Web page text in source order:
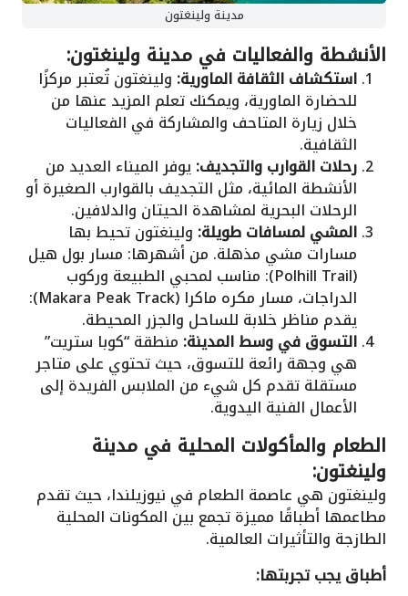
مدينة ولينغتون
الأنشطة والفعاليات في مدينة ولينغتون:
استكشاف الثقافة الماورية: ولينغتون تُعتبر مركزًا
للحضارة الماورية، ويمكنك تعلم المزيد عنها من
خلال زيارة المتاحف والمشاركة في الفعاليات
الثقافية.
رحلات القوارب والتجديف:يوفر الميناء العديد من
الأنشطة المائية، مثل التجديف بالقوارب الصغيرة أو
الرحلات البحرية لمشاهدة الحيتان والدلافين.
المشي لمسافات طويلة: ولينغتون تحيط بها
مسارات مشي مذهلة. من أشهرها: مسار بول هيل
(Polhill Trail): مناسب لمحبي الطبيعة وركوب
الدراجات، مسار مكره ماكرا (Makara Peak Track):
يقدم مناظر خلابة للساحل والجزر المحيطة.
التسوق في وسط المدينة: منطقة “كوبا ستريت”
هي وجهة رائعة للتسوق، حيث تحتوي على متاجر
مستقلة تقدم كل شيء من الملابس الفريدة إلى
الأعمال الفنية اليدوية.
الطعام والمأكولات المحلية في مدينة
ولينغتون:
ولينغتون هي عاصمة الطعام في نيوزيلندا، حيث تقدم
مطاعمها أطباقًا مميزة تجمع بين المكونات المحلية
الطازجة والتأثيرات العالمية.
أطباق يجب تجربتها: